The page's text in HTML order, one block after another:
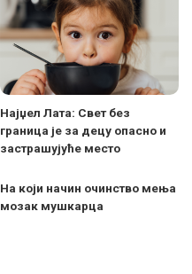
Најџел Лата: Свет без
граница је за децу опасно и
застрашујуће место
На који начин очинство мења
мозак мушкарца